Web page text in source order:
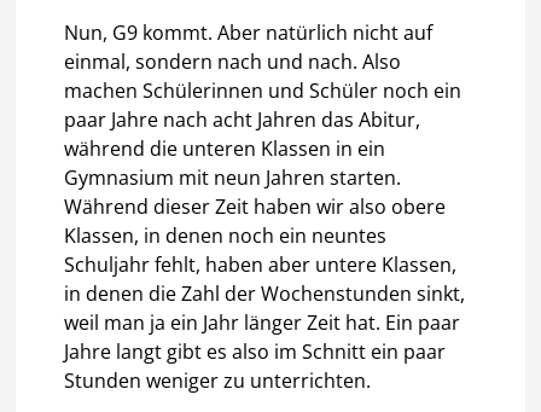
Nun, G9 kommt. Aber natürlich nicht auf
einmal, sondern nach und nach. Also
machen Schülerinnen und Schüler noch ein
paar Jahre nach acht Jahren das Abitur,
während die unteren Klassen in ein
Gymnasium mit neun Jahren starten.
Während dieser Zeit haben wir also obere
Klassen, in denen noch ein neuntes
Schuljahr fehlt, haben aber untere Klassen,
in denen die Zahl der Wochenstunden sinkt,
weil man ja ein Jahr länger Zeit hat. Ein paar
Jahre langt gibt es also im Schnitt ein paar
Stunden weniger zu unterrichten.